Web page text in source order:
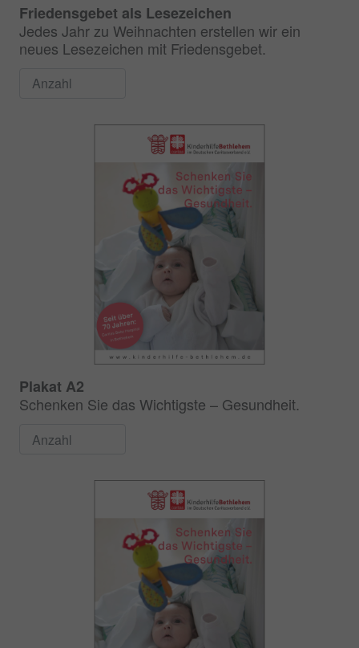
Friedensgebet als Lesezeichen
Jedes Jahr zu Weihnachten erstellen wir ein
neues Lesezeichen mit Friedensgebet.
Plakat A2
Schenken Sie das Wichtigste – Gesundheit.